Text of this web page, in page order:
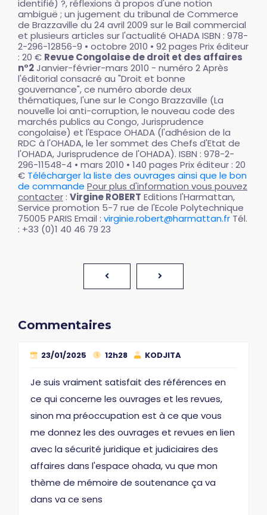
identifié) ?, réflexions à propos d'une notion
ambiguë ; un jugement du tribunal de Commerce
de Brazzaville du 24 avril 2009 sur le Bail commercial
et plusieurs articles sur l'actualité OHADA ISBN : 978-
2-296-12856-9 • octobre 2010 • 92 pages Prix éditeur
: 20 € Revue Congolaise de droit et des affaires
n°2Janvier-février-mars 2010 - numéro 2 Après
l'éditorial consacré au "Droit et bonne
gouvernance", ce numéro aborde deux
thématiques, l'une sur le Congo Brazzaville (La
nouvelle loi anti-corruption, le nouveau code des
marchés publics au Congo, Jurisprudence
congolaise) et l'Espace OHADA (l'adhésion de la
RDC à l'OHADA, le 1er sommet des Chefs d'Etat de
l'OHADA, Jurisprudence de l'OHADA). ISBN : 978-2-
296-11548-4 • mars 2010 • 140 pages Prix éditeur : 20
€ Télécharger la liste des ouvrages ainsi que le bon
de commande Pour plus d'information vous pouvez
contacter : Virgine ROBERT Editions l'Harmattan,
Service promotion 5-7 rue de l'Ecole Polytechnique
75005 PARIS Email : virginie.robert@harmattan.fr Tél.
: +33 (0)1 40 46 79 23
Commentaires
23/01/2025 12h28 KODJITA
Je suis vraiment satisfait des références en
ce qui concerne les ouvrages et les revues,
sinon ma préoccupation est à ce que vous
me donnez les des ouvrages et revues en lien
avec la sécurité juridique et judiciaires des
affaires dans l'espace ohada, vu que mon
thème de mémoire de soutenance ça va
dans va ce sens